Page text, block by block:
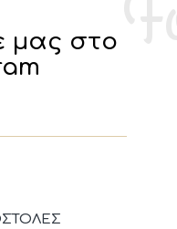
μας στο